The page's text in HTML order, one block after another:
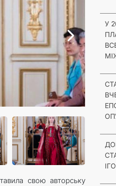
свою авторську
У